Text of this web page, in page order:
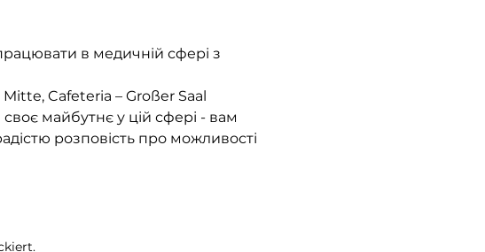
в медичній сфері з
Cafeteria – Großer Saal
майбутнє у цій сфері - вам
розповість про можливості